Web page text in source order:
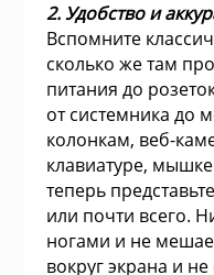
системы
устройства,
для
2. Удобство и
Вспомните
сколько же там
питания до
от системника до
колонкам, веб-
клавиатуре,
теперь
или почти всего.
ногами и не
вокруг экрана и не